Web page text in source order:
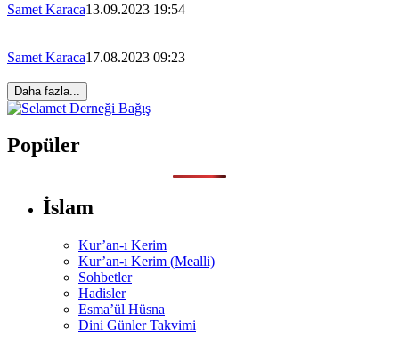
Samet Karaca13.09.2023 19:54
Samet Karaca17.08.2023 09:23
Popüler
İslam
Kur’an-ı Kerim
Kur’an-ı Kerim (Mealli)
Sohbetler
Hadisler
Esma’ül Hüsna
Dini Günler Takvimi